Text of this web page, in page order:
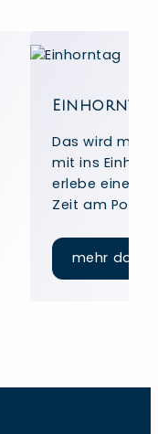
Einhorntag
Das wird
mit ins
erlebe eine
Zeit am
mehr dazu